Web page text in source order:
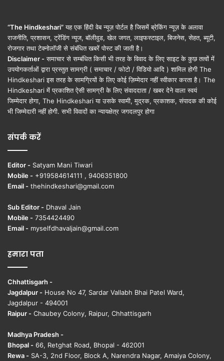
“The Hindkeshari”यह एक हिंदी वेब न्यूज़ पोर्टल है जिसमें ब्रेकिंग न्यूज़ के अलावा
राजनीति, प्रशासन, ट्रेंडिंग न्यूज, बॉलीवुड, खेल जगत, लाइफस्टाइल, बिजनेस, सेहत, ब्यूटी,
रोजगार तथा टेक्नोलॉजी से संबंधित खबरें पोस्ट की जाती है।
Disclaimer - समाचार से सम्बंधित किसी भी तरह के विवाद के लिए साइट के कुछ तत्वों में
उपयोगकर्ताओं द्वारा प्रस्तुत सामग्री ( समाचार / फोटो / विडियो आदि ) शामिल होगी The
Hindkeshari इस तरह के सामग्रियों के लिए कोई ज़िम्मेदार नहीं स्वीकार करता है। The
Hindkeshari में प्रकाशित ऐसी सामग्री के लिए संवाददाता / खबर देने वाला स्वयं
जिम्मेदार होगा, The Hindkeshari या उसके स्वामी, मुद्रक, प्रकाशक, संपादक की कोई
भी जिम्मेदारी नहीं होगी. सभी विवादों का न्यायक्षेत्र जगदलपुर होगा
संपर्क करें
Editor - Satyam Mani Tiwari
Mobile - +919584614111 , 9406351800
Email - thehindkeshari@gmail.com
Sub Editor - Dhaval Jain
Mobile - 7354424490
Email - myselfdhavaljain@gmail.com
हमारा पता
Chhattisgarh -
Jagdalpur - House No 47, Sardar Vallabh Bhai Patel Ward,
Jagdalpur - 494001
Raipur - Chaubey Colony, Raipur, Chhattisgarh
Madhya Pradesh -
Bhopal - 66, Retghat Road, Bhopal - 462001
Rewa - SA-3, 2nd Floor, Block A, Narendra Nagar, Amaiya Colony,